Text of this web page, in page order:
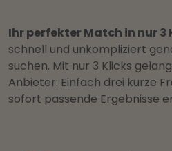
Ihr perfekter Match in nur 3
schnell und unkompliziert
suchen. Mit nur 3 Klicks
Anbieter: Einfach drei kurze
sofort passende Ergebnisse